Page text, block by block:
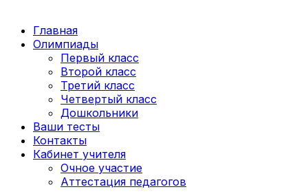
Главная
Олимпиады
Первый класс
Второй класс
Третий класс
Четвертый класс
Дошкольники
Ваши тесты
Контакты
Кабинет учителя
Очное участие
Аттестация педагогов